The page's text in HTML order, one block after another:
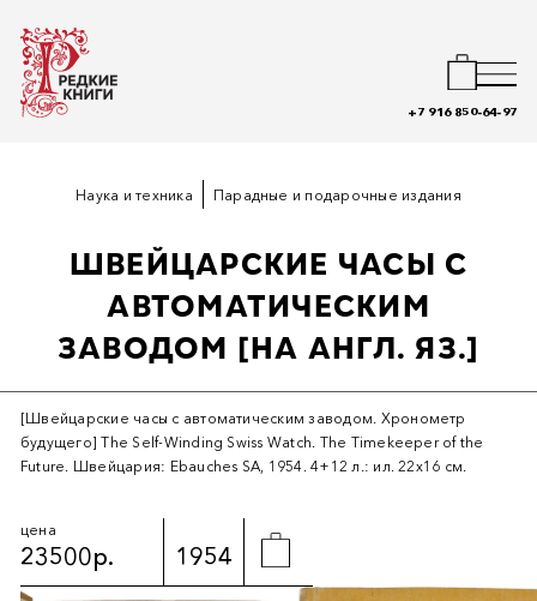
+7 916 850-64-97
Наука и техника Парадные и подарочные издания
ШВЕЙЦАРСКИЕ ЧАСЫ С
АВТОМАТИЧЕСКИМ
ЗАВОДОМ [НА АНГЛ. ЯЗ.]
[Швейцарские часы с автоматическим заводом. Хронометр
будущего] The Self-Winding Swiss Watch. The Timekeeper of the
Future. Швейцария: Ebauches SA, 1954. 4+12 л.: ил. 22х16 см.
цена
23500р. 1954